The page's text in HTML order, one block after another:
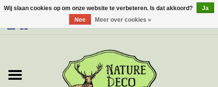
Over ons
Wij slaan cookies op om onze website te verbeteren. Is dat akkoord?
Ja
Nee
Meer over cookies »